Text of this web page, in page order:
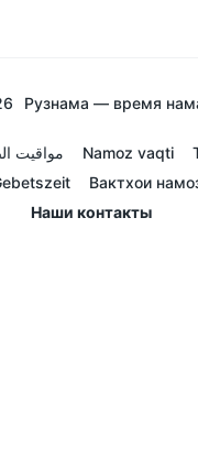
Рузнама — время
مواقيت Namoz vaqti
Вактхои
Наши контакты